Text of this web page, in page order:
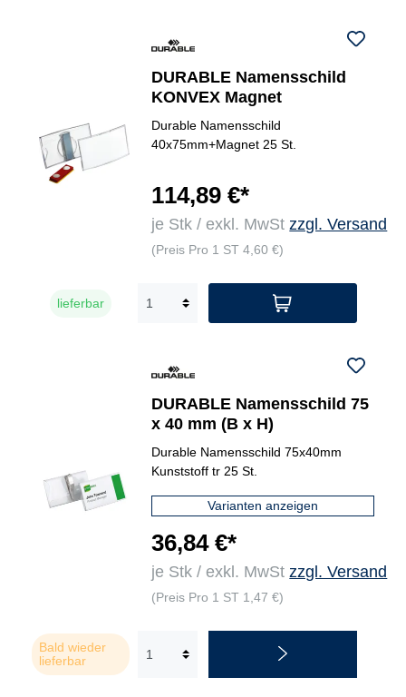
DURABLE Namensschild
KONVEX Magnet
Durable Namensschild
40x75mm+Magnet 25 St.
114,89 €*
je Stk / exkl. MwStzzgl. Versand
(Preis Pro 1 ST 4,60 €)
lieferbar
DURABLE Namensschild 75
x 40 mm (B x H)
Durable Namensschild 75x40mm
Kunststoff tr 25 St.
Varianten anzeigen
36,84 €*
je Stk / exkl. MwStzzgl. Versand
(Preis Pro 1 ST 1,47 €)
Bald wieder
lieferbar